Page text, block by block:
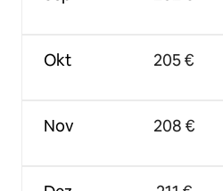
Okt
Nov
205 €
208 €